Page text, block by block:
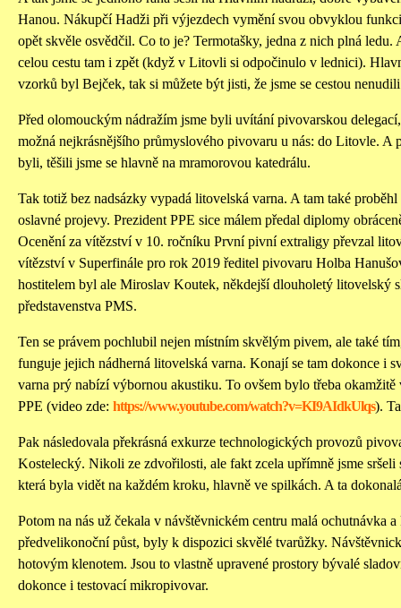
Hanou. Nákupčí Hadži při výjezdech vymění svou obvyklou
opět skvěle osvědčil. Co to je? Termotašky, jedna z nich plná
celou cestu tam i zpět (když v Litovli si odpočinulo v lednici).
vzorků byl Bejček, tak si můžete být jisti, že jsme se cestou
Před olomouckým nádražím jsme byli uvítání pivovarskou
možná nejkrásnějšího průmyslového pivovaru u nás: do Litovle. A
byli, těšili jsme se hlavně na mramorovou katedrálu.
Tak totiž bez nadsázky vypadá litovelská varna. A tam také
oslavné projevy. Prezident PPE sice málem předal diplomy
Ocenění za vítězství v 10. ročníku První pivní extraligy převzal
vítězství v Superfinále pro rok 2019 ředitel pivovaru Holba
hostitelem byl ale Miroslav Koutek, někdejší dlouholetý litovelský
představenstva PMS.
Ten se právem pochlubil nejen místním skvělým pivem, ale také
funguje jejich nádherná litovelská varna. Konají se tam dokonce i
varna prý nabízí výbornou akustiku. To ovšem bylo třeba okamžitě
PPE (video zde: https://www.youtube.com/watch?v=KI9AIdkUlqs).
Pak následovala překrásná exkurze technologických provozů
Kostelecký. Nikoli ze zdvořilosti, ale fakt zcela upřímně jsme
která byla vidět na každém kroku, hlavně ve spilkách. A ta
Potom na nás už čekala v návštěvnickém centru malá ochutnávka
předvelikonoční půst, byly k dispozici skvělé tvarůžky.
hotovým klenotem. Jsou to vlastně upravené prostory bývalé
dokonce i testovací mikropivovar.